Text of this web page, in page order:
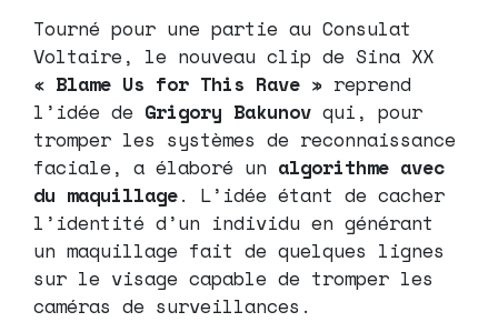
Tourné pour une partie au Consulat
Voltaire, le nouveau clip de Sina XX
« Blame Us for This Rave » reprend
l’idée de Grigory Bakunov qui, pour
tromper les systèmes de reconnaissance
faciale, a élaboré un algorithme avec
du maquillage. L’idée étant de cacher
l’identité d’un individu en générant
un maquillage fait de quelques lignes
sur le visage capable de tromper les
caméras de surveillances.